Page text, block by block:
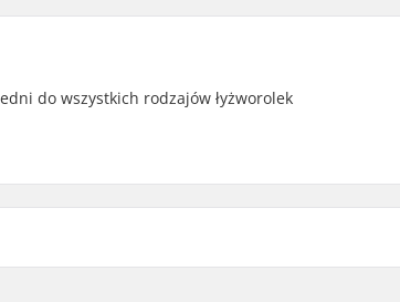
do wszystkich rodzajów łyżworolek